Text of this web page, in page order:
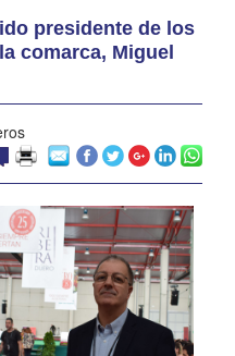
presidente de los
comarca, Miguel